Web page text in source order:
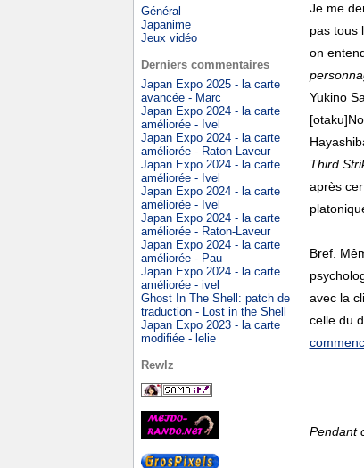
Je me
pas tous
on
Yukino
Third
après
Bref.
avec la
celle du
Pendant
Général
Japanime
Jeux vidéo
Derniers commentaires
Japan Expo 2025 - la carte
avancée - Marc
Japan Expo 2024 - la carte
améliorée - Ivel
Japan Expo 2024 - la carte
améliorée - Raton-Laveur
Japan Expo 2024 - la carte
améliorée - Ivel
Japan Expo 2024 - la carte
améliorée - Ivel
Japan Expo 2024 - la carte
améliorée - Raton-Laveur
Japan Expo 2024 - la carte
améliorée - Pau
Japan Expo 2024 - la carte
améliorée - ivel
Ghost In The Shell: patch de
traduction - Lost in the Shell
Japan Expo 2023 - la carte
modifiée - lelie
Rewlz